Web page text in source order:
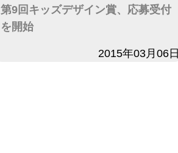
第9回キッズデザイン賞、応募受付
を開始
2015年03月06日